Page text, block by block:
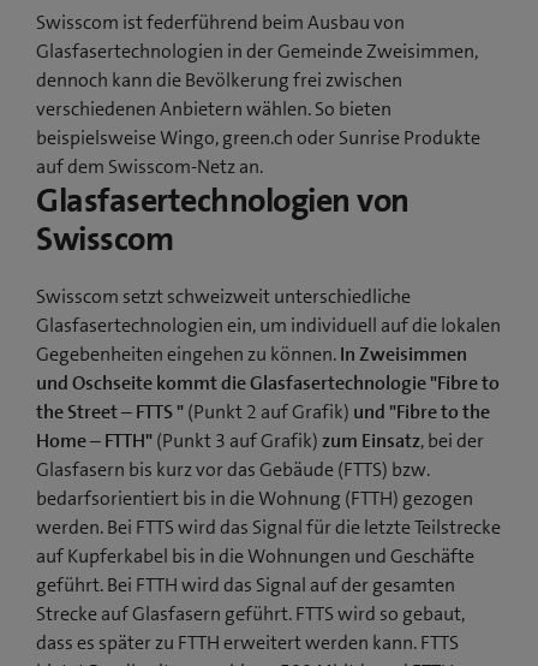
Swisscom ist federführend beim Ausbau von
Glasfasertechnologien in der Gemeinde Zweisimmen,
dennoch kann die Bevölkerung frei zwischen
verschiedenen Anbietern wählen. So bieten
beispielsweise Wingo, green.ch oder Sunrise Produkte
auf dem Swisscom-Netz an.
Glasfasertechnologien von
Swisscom
Swisscom setzt schweizweit unterschiedliche
Glasfasertechnologien ein, um individuell auf die lokalen
Gegebenheiten eingehen zu können.In Zweisimmen
und Oschseite kommt die Glasfasertechnologie "Fibre to
the Street – FTTS "(Punkt 2 auf Grafik) und "Fibre to the
Home – FTTH"(Punkt 3 auf Grafik)zum Einsatz, bei der
Glasfasern bis kurz vor das Gebäude (FTTS) bzw.
bedarfsorientiert bis in die Wohnung (FTTH) gezogen
werden. Bei FTTS wird das Signal für die letzte Teilstrecke
auf Kupferkabel bis in die Wohnungen und Geschäfte
geführt. Bei FTTH wird das Signal auf der gesamten
Strecke auf Glasfasern geführt. FTTS wird so gebaut,
dass es später zu FTTH erweitert werden kann. FTTS